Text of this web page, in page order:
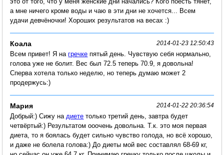
а мне ничего кроме воды и чаю в эти дни не хочется... Всем
удачи девчёночки! Хороших результатов на весах :)
Коала 2014-01-23 12:50:43
Всем привет! Я нагречке пятый день. Чувствую себя нормально,
голова уже не болит. Вес был 72.5 теперь 70.9, я довольна!
Сперва хотела только неделю, но теперь думаю может 2
продержусь:)
Мария 2014-01-22 20:36:54
Добрый:) Сижу на диете только третий день, завтра будет
четвёртый:) Результатом ооочень довольна. Т.к. это моя первая
диета, то я боялась будет сильно чувство голода, но всё хорошо,
и даже не болела голова:) До диеты мой вес составлял 68-69 кг,